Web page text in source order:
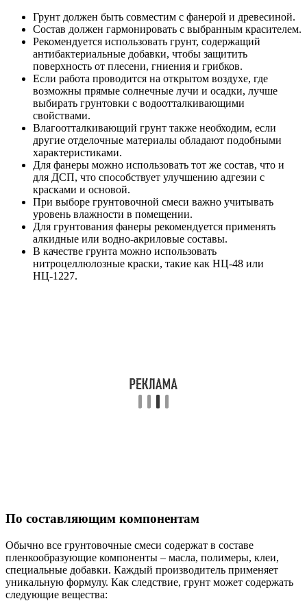
Грунт должен быть совместим с фанерой и древесиной.
Состав должен гармонировать с выбранным красителем.
Рекомендуется использовать грунт, содержащий
антибактериальные добавки, чтобы защитить
поверхность от плесени, гниения и грибков.
Если работа проводится на открытом воздухе, где
возможны прямые солнечные лучи и осадки, лучше
выбирать грунтовки с водоотталкивающими
свойствами.
Влагоотталкивающий грунт также необходим, если
другие отделочные материалы обладают подобными
характеристиками.
Для фанеры можно использовать тот же состав, что и
для ДСП, что способствует улучшению адгезии с
красками и основой.
При выборе грунтовочной смеси важно учитывать
уровень влажности в помещении.
Для грунтования фанеры рекомендуется применять
алкидные или водно-акриловые составы.
В качестве грунта можно использовать
нитроцеллюлозные краски, такие как НЦ-48 или
НЦ-1227.
По составляющим компонентам
Обычно все грунтовочные смеси содержат в составе
пленкообразующие компоненты – масла, полимеры, клеи,
специальные добавки. Каждый производитель применяет
уникальную формулу. Как следствие, грунт может содержать
следующие вещества: